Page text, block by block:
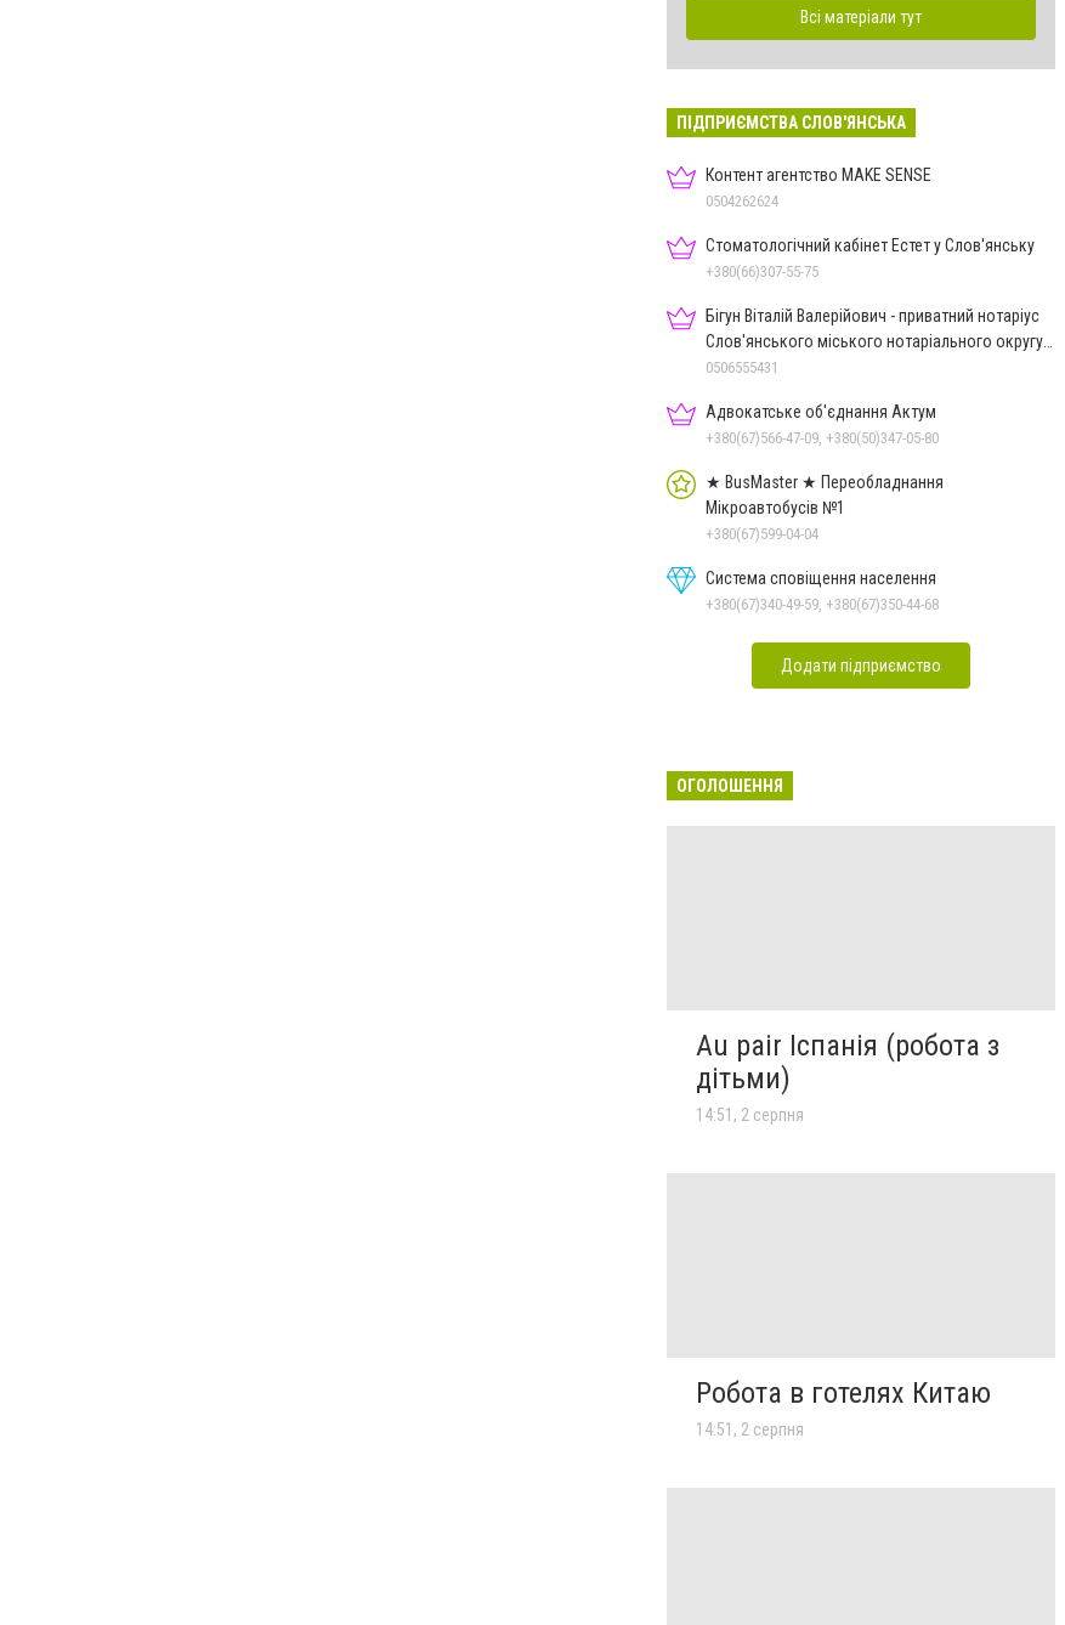
Всі матеріали тут
ПІДПРИЄМСТВА СЛОВ'ЯНСЬКА
Контент агентство MAKE SENSE
0504262624
Стоматологічний кабінет Естет у Слов'янську
+380(66)307-55-75
Бігун Віталій Валерійович - приватний нотаріус
Слов'янського міського нотаріального округу
Дон.обл.
0506555431
Адвокатське об'єднання Актум
+380(67)566-47-09, +380(50)347-05-80
★ BusMaster ★ Переобладнання
Мікроавтобусів №1
+380(67)599-04-04
Система сповіщення населення
+380(67)340-49-59, +380(67)350-44-68
Додати підприємство
ОГОЛОШЕННЯ
Au pair Іспанія (робота з
дітьми)
14:51, 2 серпня
Робота в готелях Китаю
14:51, 2 серпня